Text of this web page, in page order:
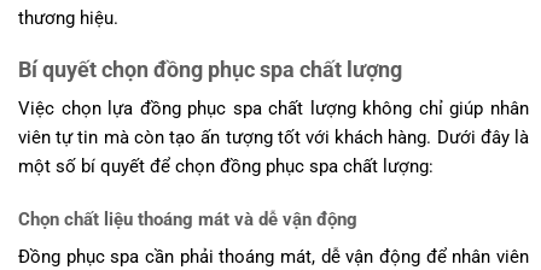
thương hiệu.
Bí quyết chọn đồng phục spa chất lượng
Việc chọn lựa đồng phục spa chất lượng không chỉ giúp nhân
viên tự tin mà còn tạo ấn tượng tốt với khách hàng. Dưới đây là
một số bí quyết để chọn đồng phục spa chất lượng:
Chọn chất liệu thoáng mát và dễ vận động
Đồng phục spa cần phải thoáng mát, dễ vận động để nhân viên